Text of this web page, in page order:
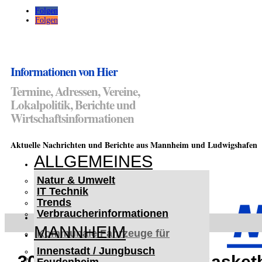
Folgen
Folgen
Informationen von Hier
Termine, Adressen, Vereine,
Lokalpolitik, Berichte und
Wirtschaftsinformationen
Aktuelle Nachrichten und Berichte aus Mannheim und Ludwigshafen
ALLGEMEINES
Natur & Umwelt
IT Technik
Trends
Verbraucherinformationen
MANNHEIM
Innenstadt / Jungbusch
< UKRAINE >
Kommunale Fahrzeuge für
Czernowitz
Nutzfahrzeuge für Czernowitz